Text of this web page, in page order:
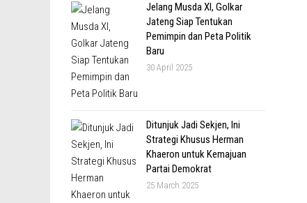
Jelang Musda XI, Golkar
Jateng Siap Tentukan
Pemimpin dan Peta Politik
Baru
30 April 2025
Ditunjuk Jadi Sekjen, Ini
Strategi Khusus Herman
Khaeron untuk Kemajuan
Partai Demokrat
25 March 2025